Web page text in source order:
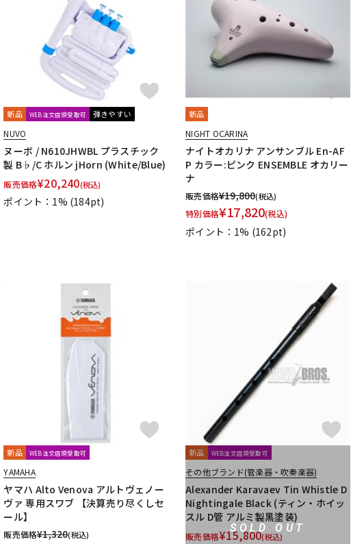
新品 WEB注文店頭受取可 弾きやすい
NUVO
ヌーボ / N610JHWBL プラスチック
製 B♭/C ホルン jHorn (White/Blue)
販売価格¥20,240(税込)
ポイント：1% (184pt)
新品
NIGHT OCARINA
ナイトオカリナ アンサンブル En-AF
P カラー:ピンク ENSEMBLE オカリー
ナ
販売価格¥19,800(税込)
特別価格¥17,820(税込)
ポイント：1% (162pt)
新品 WEB注文店頭受取可
YAMAHA
ヤマハ Alto Venova アルトヴェノー
ヴァ 専用スワブ 【決算売り尽くしセ
ール】
販売価格¥1,320(税込)
SOLD OUT
新品 WEB注文店頭受取可
その他ブランド(管楽器・吹奏楽器)
Alexander Karavaev Tin Whistle D
Nightingale Black (ティン・ホイッ
スル D管 アルミ製黒塗装)
販売価格¥15,800(税込)